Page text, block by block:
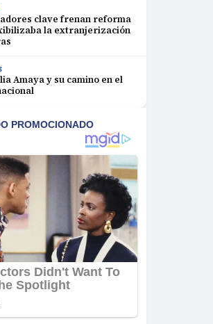
clave frenan reforma
la extranjerización
Amaya y su camino en el